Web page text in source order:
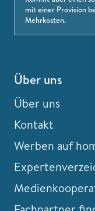
mit einer Provision
Mehrkosten.
Über uns
Über uns
Kontakt
Werben auf